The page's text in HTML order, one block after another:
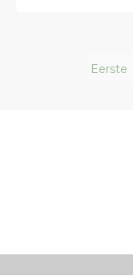
Eerste